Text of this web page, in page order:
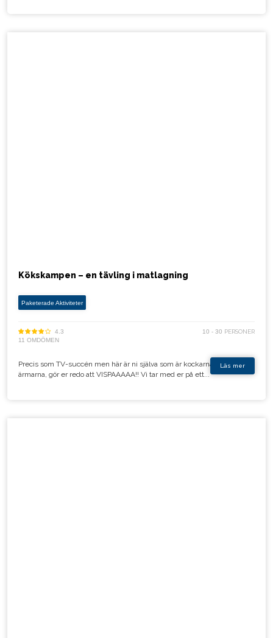
Kökskampen – en tävling i matlagning
Paketerade Aktiviteter
4.3 10 - 30 PERSONER
11 OMDÖMEN
Precis som TV-succén men här är ni själva som är kockarna! Kavla upp
ärmarna, gör er redo att VISPAAAAA!! Vi tar med er på ett...
Läs mer